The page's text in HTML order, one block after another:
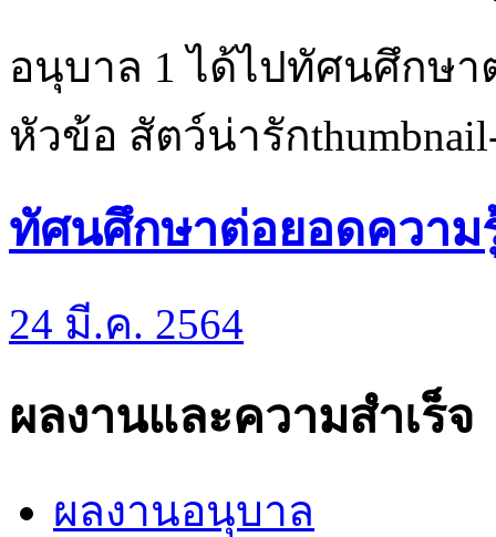
อนุบาล 1 ได้ไปทัศนศึกษา
หัวข้อ สัตว์น่ารัก
ทัศนศึกษาต่อยอดความ
24 มี.ค. 2564
ผลงานและความสำเร็จ
ผลงานอนุบาล